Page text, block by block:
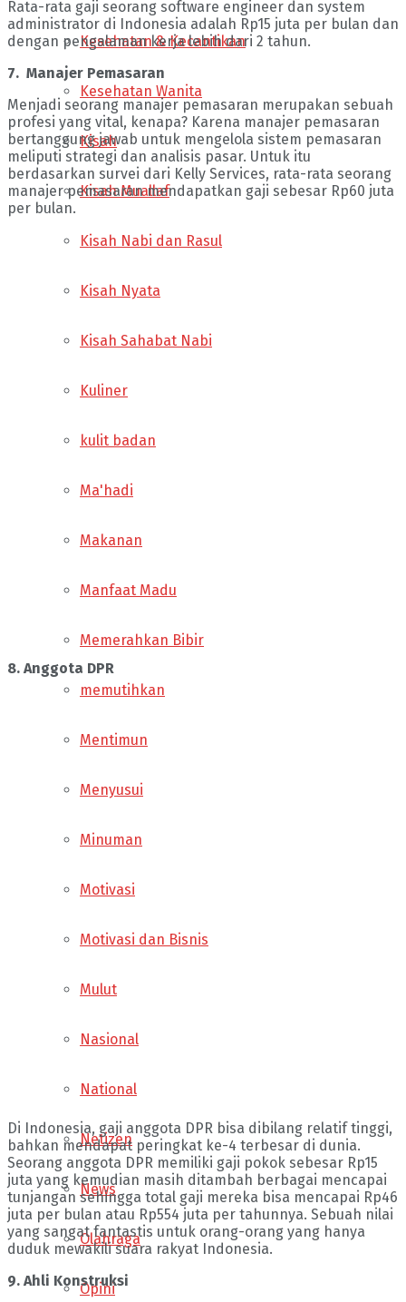
Kesehatan & Kecantikan
Kesehatan Wanita
Kisah
Kisah Muallaf
Kisah Nabi dan Rasul
Kisah Nyata
Kisah Sahabat Nabi
Kuliner
kulit badan
Ma'hadi
Makanan
Manfaat Madu
Memerahkan Bibir
memutihkan
Mentimun
Menyusui
Minuman
Motivasi
Motivasi dan Bisnis
Mulut
Nasional
National
Netizen
News
Olahraga
Opini
Rata-rata gaji seorang software engineer dan system
administrator di Indonesia adalah Rp15 juta per bulan dan
dengan pengalaman kerja lebih dari 2 tahun.
7. Manajer Pemasaran
Menjadi seorang manajer pemasaran merupakan sebuah
profesi yang vital, kenapa? Karena manajer pemasaran
bertanggung jawab untuk mengelola sistem pemasaran
meliputi strategi dan analisis pasar. Untuk itu
berdasarkan survei dari Kelly Services, rata-rata seorang
manajer pemasaran mendapatkan gaji sebesar Rp60 juta
per bulan.
8. Anggota DPR
Di Indonesia, gaji anggota DPR bisa dibilang relatif tinggi,
bahkan mendapat peringkat ke-4 terbesar di dunia.
Seorang anggota DPR memiliki gaji pokok sebesar Rp15
juta yang kemudian masih ditambah berbagai mencapai
tunjangan sehingga total gaji mereka bisa mencapai Rp46
juta per bulan atau Rp554 juta per tahunnya. Sebuah nilai
yang sangat fantastis untuk orang-orang yang hanya
duduk mewakili suara rakyat Indonesia.
9. Ahli Konstruksi